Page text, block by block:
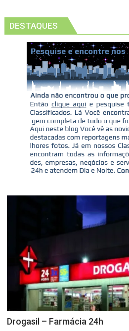
DESTAQUES
Drogasil – Farmácia 24h